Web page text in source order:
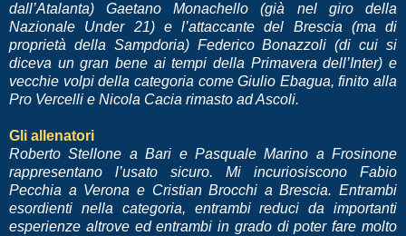
dall’Atalanta) Gaetano Monachello (già nel giro della
Nazionale Under 21) e l’attaccante del Brescia (ma di
proprietà della Sampdoria) Federico Bonazzoli (di cui si
diceva un gran bene ai tempi della Primavera dell’Inter) e
vecchie volpi della categoria come Giulio Ebagua, finito alla
Pro Vercelli e Nicola Cacia rimasto ad Ascoli.
Gli allenatori
Roberto Stellone a Bari e Pasquale Marino a Frosinone
rappresentano l’usato sicuro. Mi incuriosiscono Fabio
Pecchia a Verona e Cristian Brocchi a Brescia. Entrambi
esordienti nella categoria, entrambi reduci da importanti
esperienze altrove ed entrambi in grado di poter fare molto